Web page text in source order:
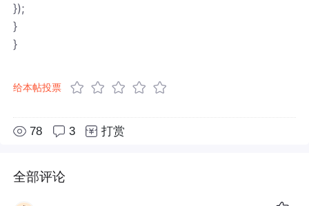
});
}
}
给本帖投票
78 3 打赏
全部评论